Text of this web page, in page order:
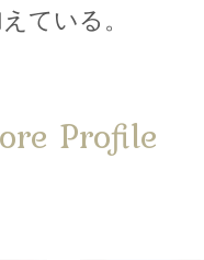
ている。
Profile